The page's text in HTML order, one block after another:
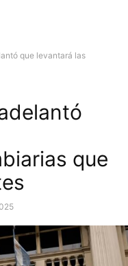
que levantará las
que